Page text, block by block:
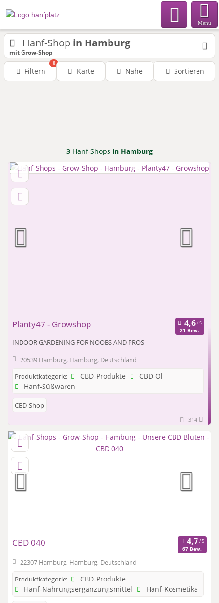
Menu
Hanf-Shop in Hamburg
mit Grow-Shop
Filtern
0
Karte Nähe Sortieren
3 Hanf-Shops in Hamburg
Planty47 - Growshop
21 Bew.
INDOOR GARDENING FOR NOOBS AND PROS
20539 Hamburg, Hamburg, Deutschland
Produktkategorie:
CBD-Produkte
CBD-Öl
Hanf-Süßwaren
CBD-Shop
314
CBD 040
67 Bew.
22307 Hamburg, Hamburg, Deutschland
Produktkategorie:
CBD-Produkte
Hanf-Nahrungsergänzungsmittel
Hanf-Kosmetika